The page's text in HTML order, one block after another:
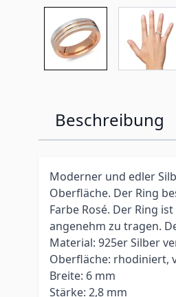
Beschreibung
Moderner und edler
Oberfläche. Der Ring
Farbe Rosé. Der Ring
angenehm zu tragen.
Material: 925er Silber
Oberfläche: rhodiniert,
Breite: 6 mm
Stärke: 2,8 mm